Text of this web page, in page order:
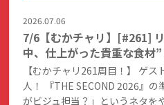
2026.07.06
7/6【むかチャリ】[#261]
中、仕上がった貴重な食材”
【むかチャリ261周目！】 ゲ
人！ 『THE SECOND 2026』
がビジュ担当？」というネタを